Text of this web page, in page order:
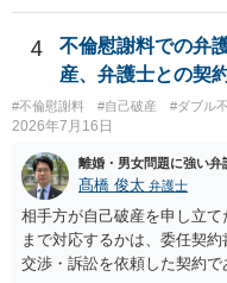
る旨の交渉をすることが
公序良俗に反するような金
が、 ２００万円でも、５
とはいえないと考えます
も、ご自身が納得できるかど
と思います。 そのうえで
否かにかかってはきます
できないのですが、 清算
クがありますので、むしろ
であるとお考えいただくと
すが、可能であれば、ご依
直接相談されて、 今後の対
半額程度の支払を求める、
を放棄する場合の慰謝料相
とが多いです。 （相手夫婦
を放棄してもらうメリット
る可能性について、慰謝料額
最後に、ご依頼になる場合の
り異なりますので、直接ご
る回答は以上ですが、可能で
近くの弁護士に直接相談さ
めることをおすすめいたし
す。
4
不倫慰謝料での弁
産、弁護士との契
#不倫慰謝料 #自己破産 #ダブル
2026年7月16日
離婚・男女問題に強い弁
髙橋 俊太 弁護士
相手方が自己破産を申し立
まで対応するかは、委任契
交渉・訴訟を依頼した契約